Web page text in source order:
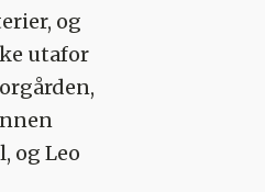
og
utafor
og Leo